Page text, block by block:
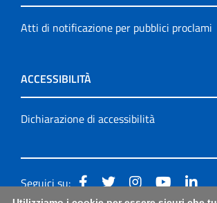
Atti di notificazione per pubblici proclami
ACCESSIBILITÀ
Dichiarazione di accessibilità
Seguici su: